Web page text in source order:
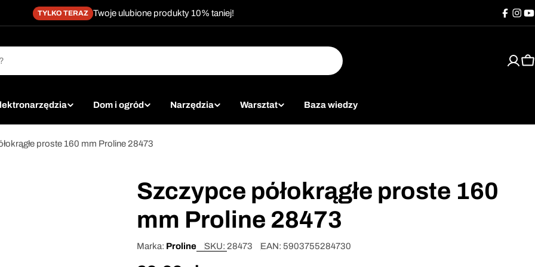
TYLKO TERAZ Twoje ulubione produkty 10% taniej!
Dom i ogród Narzędzia Warsztat Baza wiedzy
proste 160 mm Proline 28473
Szczypce półokrągłe proste 160
mm Proline 28473
Marka: Proline SKU: 28473 EAN: 5903755284730